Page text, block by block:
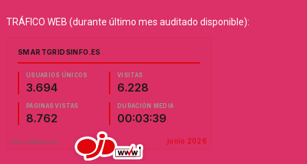
TRÁFICO WEB (durante último mes auditado disponible):